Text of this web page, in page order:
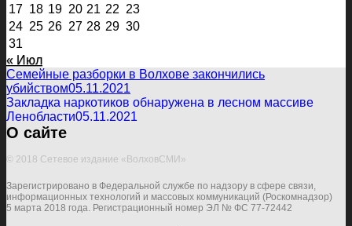
17 18 19 20 21 22 23
24 25 26 27 28 29 30
31
« Июл
Семейные разборки в Волхове закончились
убийством05.11.2021
Закладка наркотиков обнаружена в лесном массиве
Ленобласти05.11.2021
О сайте
© 2018 Сетевое издание «ВолховСМИ»
Зарегистрировано в Федеральной службе по надзору в сфере связи,
информационных технологий и массовых коммуникаций (Роскомнадзор)
5 марта 2018 года. Регистрационный номер ЭЛ № ФС 77-72442